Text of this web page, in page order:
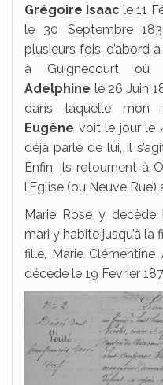
Grégoire Isaac le 11
le 30 Septembre
plusieurs fois, d’abord
à Guignecourt
Adelphine le 26 Juin
dans laquelle mon
Eugène voit le jour le
déjà parlé de lui, il
Enfin, ils retournent à
l’Eglise (ou Neuve Rue)
Marie Rose y décède
mari y habite jusqu’à la
fille, Marie Clémentine
décède le 19 Février